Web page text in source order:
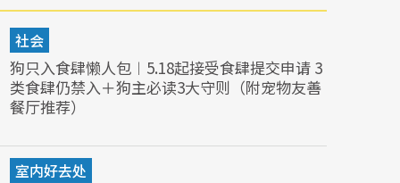
社会
狗只入食肆懒人包︱5.18起接受食肆提交申请 3
类食肆仍禁入＋狗主必读3大守则（附宠物友善
餐厅推荐）
室内好去处